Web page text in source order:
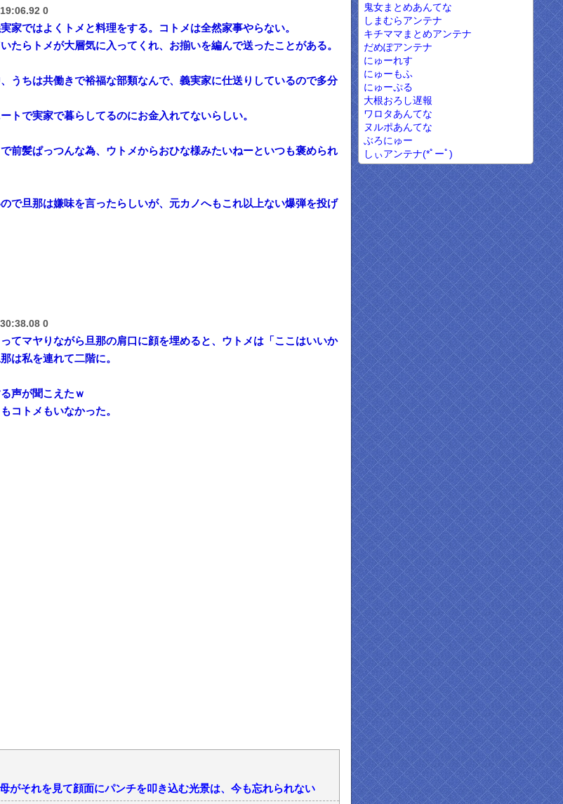
0
家ではよくトメと料理をする。コトメは全然家事やらない。
たらトメが大層気に入ってくれ、お揃いを編んで送ったことがある。
うちは共働きで裕福な部類なんで、義実家に仕送りしているので多分
トで実家で暮らしてるのにお金入れてないらしい。
前髪ぱっつんな為、ウトメからおひな様みたいねーといつも褒められ
で旦那は嫌味を言ったらしいが、元カノへもこれ以上ない爆弾を投げ
0
てマヤりながら旦那の肩口に顔を埋めると、ウトメは「ここはいいか
は私を連れて二階に。
声が聞こえたｗ
コトメもいなかった。
がそれを見て顔面にパンチを叩き込む光景は、今も忘れられない
鬼女まとめあんてな
しまむらアンテナ
キチママまとめアンテナ
だめぽアンテナ
にゅーれす
にゅーもふ
にゅーぷる
大根おろし遅報
ワロタあんてな
ヌルポあんてな
ぶろにゅー
しぃアンテナ(*ﾟーﾟ)